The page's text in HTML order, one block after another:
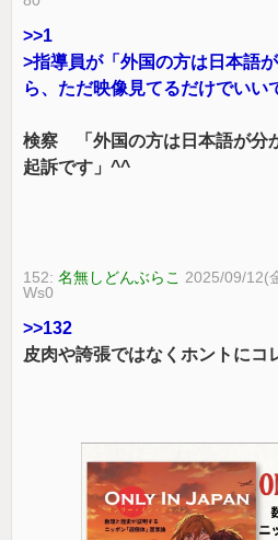
>>1
>指導員が「外国の方は日本語
ら、ただ映像見てるだけでいい
検察 「外国の方は日本語が分
起訴です」^^
152:名無しどんぶらこ 2025/09/12(
Ws0
>>132
皮肉や誇張ではなくホントにコ